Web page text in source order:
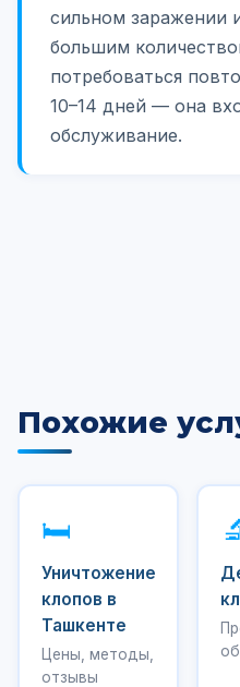
сильном заражении
большим
потребоваться
10–14 дней — она
обслуживание.
Похожие
🛏️
Уничтожение
клопов в
Ташкенте
Цены, методы,
отзывы